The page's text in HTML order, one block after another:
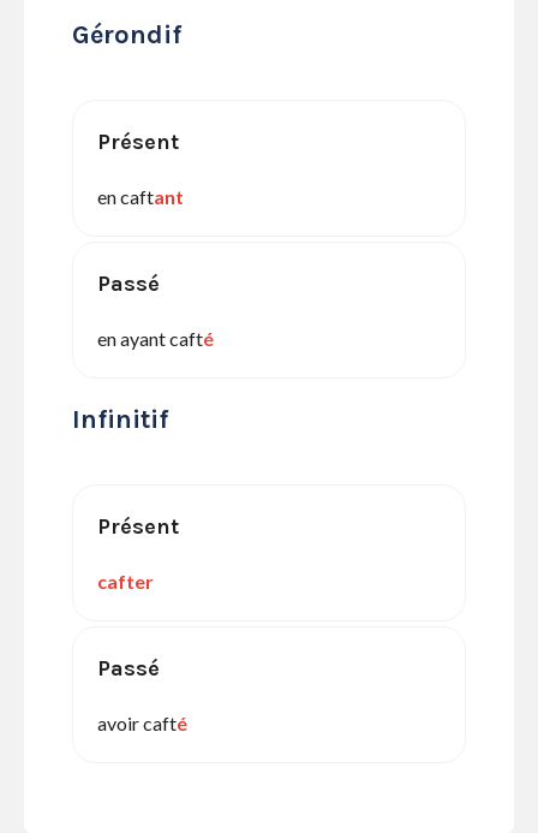
Gérondif
Présent
en caftant
Passé
en ayant cafté
Infinitif
Présent
cafter
Passé
avoir cafté